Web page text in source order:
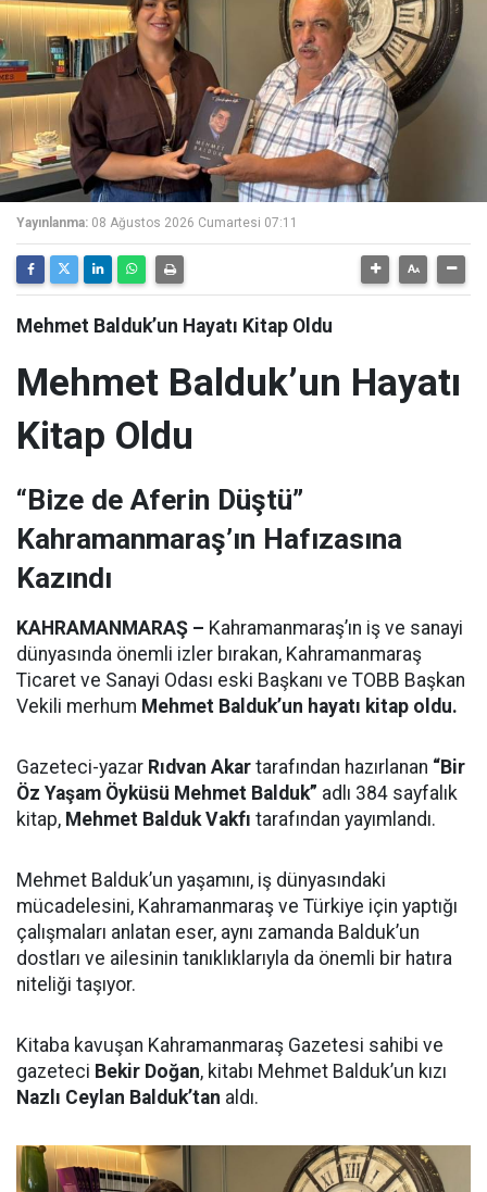
Yayınlanma: 08 Ağustos 2026 Cumartesi 07:11
Mehmet Balduk’un Hayatı Kitap Oldu
Mehmet Balduk’un Hayatı
Kitap Oldu
“Bize de Aferin Düştü”
Kahramanmaraş’ın Hafızasına
Kazındı
KAHRAMANMARAŞ – Kahramanmaraş’ın iş ve sanayi
dünyasında önemli izler bırakan, Kahramanmaraş
Ticaret ve Sanayi Odası eski Başkanı ve TOBB Başkan
Vekili merhum Mehmet Balduk’un hayatı kitap oldu.
Gazeteci-yazar Rıdvan Akar tarafından hazırlanan “Bir
Öz Yaşam Öyküsü Mehmet Balduk” adlı 384 sayfalık
kitap, Mehmet Balduk Vakfı tarafından yayımlandı.
Mehmet Balduk’un yaşamını, iş dünyasındaki
mücadelesini, Kahramanmaraş ve Türkiye için yaptığı
çalışmaları anlatan eser, aynı zamanda Balduk’un
dostları ve ailesinin tanıklıklarıyla da önemli bir hatıra
niteliği taşıyor.
Kitaba kavuşan Kahramanmaraş Gazetesi sahibi ve
gazeteci Bekir Doğan, kitabı Mehmet Balduk’un kızı
Nazlı Ceylan Balduk’tan aldı.